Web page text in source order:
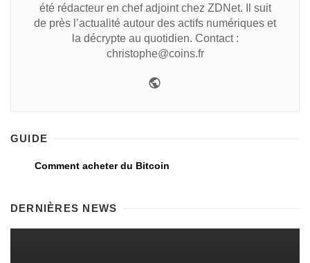
été rédacteur en chef adjoint chez ZDNet. Il suit
de près l’actualité autour des actifs numériques et
la décrypte au quotidien. Contact :
christophe@coins.fr
GUIDE
Comment acheter du Bitcoin
DERNIÈRES NEWS